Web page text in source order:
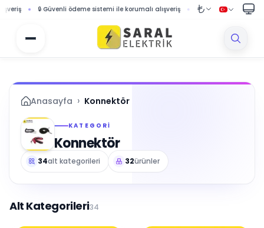
sistemi ile korumalı alışveriş 🚚 1000 TL ve üzeri siparişlerde ücretsiz kargo
Anasayfa › Konnektör
KATEGORI
Konnektör
34alt kategorileri 32ürünler
Alt Kategorileri34